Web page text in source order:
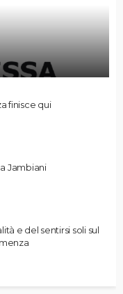
finisce qui
Jambiani
e del sentirsi soli sul